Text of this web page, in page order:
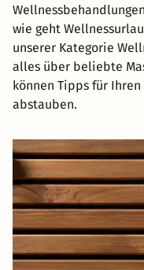
wie geht
unserer Kategorie
alles über beliebte
können Tipps für
abstauben.